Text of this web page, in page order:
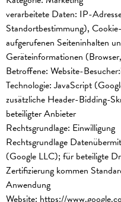
verarbeitete Daten: IP-
Standortbestimmung),
aufgerufenen Seiteninhalten
Geräteinformationen
Betroffene: Website-
Technologie: JavaScript
zusätzliche Header-Bidding-
beteiligter Anbieter
Rechtsgrundlage: Einwilligung
Rechtsgrundlage
(Google LLC); für beteiligte
Zertifizierung kommen
Anwendung
Website: https://